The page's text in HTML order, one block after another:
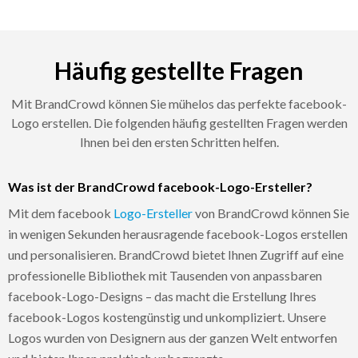
Häufig gestellte Fragen
Mit BrandCrowd können Sie mühelos das perfekte facebook-
Logo erstellen. Die folgenden häufig gestellten Fragen werden
Ihnen bei den ersten Schritten helfen.
Was ist der BrandCrowd facebook-Logo-Ersteller?
Mit dem facebook Logo-Erstellervon BrandCrowd können Sie
in wenigen Sekunden herausragende facebook-Logos erstellen
und personalisieren. BrandCrowd bietet Ihnen Zugriff auf eine
professionelle Bibliothek mit Tausenden von anpassbaren
facebook-Logo-Designs – das macht die Erstellung Ihres
facebook-Logos kostengünstig und unkompliziert. Unsere
Logos wurden von Designern aus der ganzen Welt entworfen